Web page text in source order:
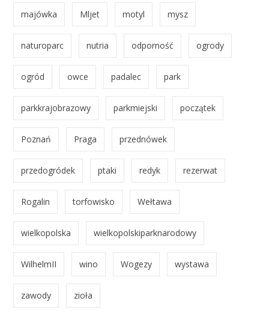
majówka Mljet motyl mysz
naturoparc nutria odporność ogrody
ogród owce padalec park
parkkrajobrazowy parkmiejski początek
Poznań Praga przednówek
przedogródek ptaki redyk rezerwat
Rogalin torfowisko Wełtawa
wielkopolska wielkopolskiparknarodowy
WilhelmII wino Wogezy wystawa
zawody zioła